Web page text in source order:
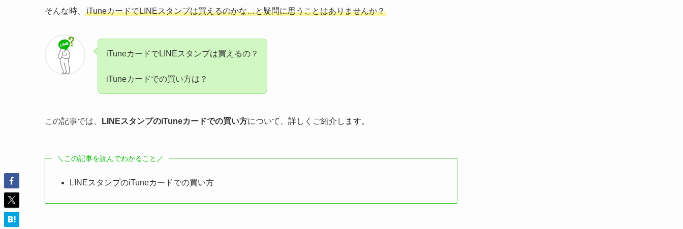
そんな時、 iTuneカードでLINEスタンプは買えるのかな…と疑問に思うことはありませんか？
iTuneカードでLINEスタンプは買えるの？
iTuneカードでの買い方は？
この記事では、 LINEスタンプのiTuneカードでの買い方について、詳しくご紹介します。
＼この記事を読んでわかること／
LINEスタンプのiTuneカードでの買い方